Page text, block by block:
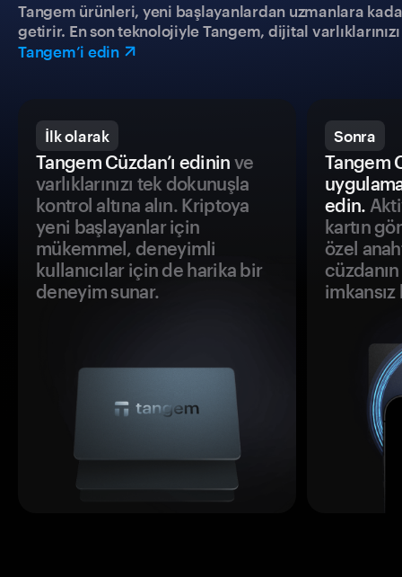
Tangem ürünleri, yeni başlayanlardan uzmanlara
getirir. En son teknolojiyle Tangem, dijital
Tangem’i edin
İlk olarak
Tangem Cüzdan’ı edinin ve
varlıklarınızı tek dokunuşla
kontrol altına alın. Kriptoya
yeni başlayanlar için
mükemmel, deneyimli
kullanıcılar için de harika bir
deneyim sunar.
Sonra
Tangem
edin.
kartın
özel